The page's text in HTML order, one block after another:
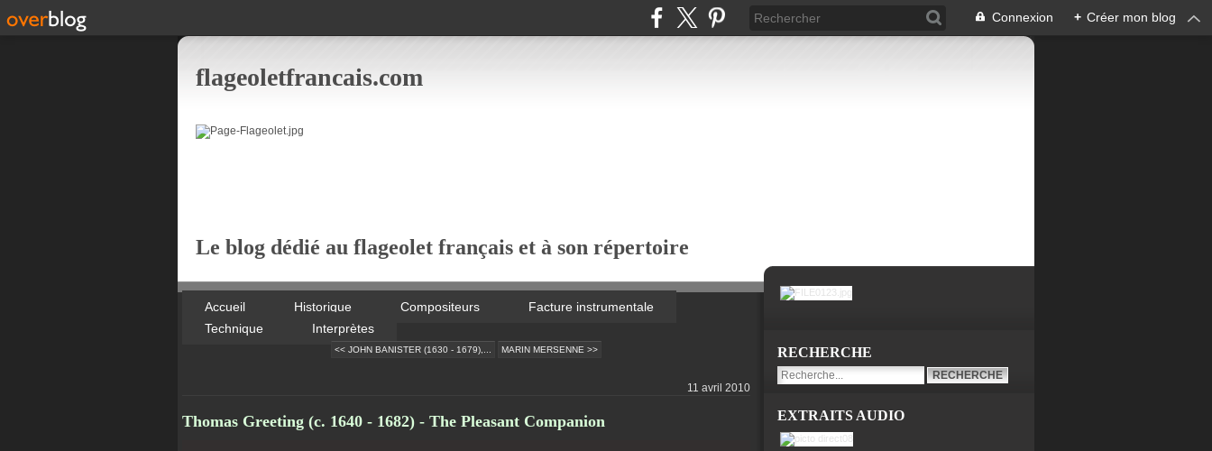
Connexion + Créer mon blog
flageoletfrancais.com
Le blog dédié au flageolet français et à son répertoire
Accueil Historique Compositeurs
Facture instrumentale
Technique
Interprètes
<< JOHN BANISTER (1630 - 1679),... MARIN MERSENNE >>
11 avril 2010
Thomas Greeting (c. 1640 - 1682) - The Pleasant Companion
RECHERCHE
EXTRAITS AUDIO